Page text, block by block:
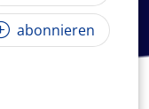
abonnieren